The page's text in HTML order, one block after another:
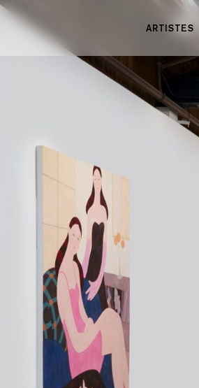
Panneau de gestion des cookies
ARTISTES